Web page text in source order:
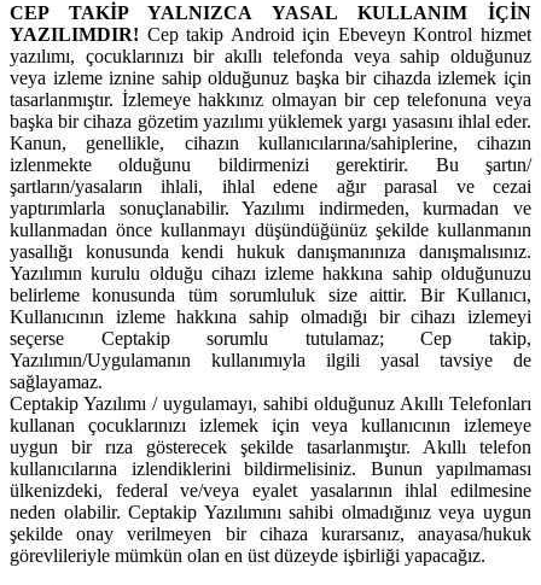
CEP TAKİP YALNIZCA YASAL KULLANIM İÇİN
YAZILIMDIR! Cep takip Android için Ebeveyn Kontrol hizmet
yazılımı, çocuklarınızı bir akıllı telefonda veya sahip olduğunuz
veya izleme iznine sahip olduğunuz başka bir cihazda izlemek için
tasarlanmıştır. İzlemeye hakkınız olmayan bir cep telefonuna veya
başka bir cihaza gözetim yazılımı yüklemek yargı yasasını ihlal eder.
Kanun, genellikle, cihazın kullanıcılarına/sahiplerine, cihazın
izlenmekte olduğunu bildirmenizi gerektirir. Bu şartın/
şartların/yasaların ihlali, ihlal edene ağır parasal ve cezai
yaptırımlarla sonuçlanabilir. Yazılımı indirmeden, kurmadan ve
kullanmadan önce kullanmayı düşündüğünüz şekilde kullanmanın
yasallığı konusunda kendi hukuk danışmanınıza danışmalısınız.
Yazılımın kurulu olduğu cihazı izleme hakkına sahip olduğunuzu
belirleme konusunda tüm sorumluluk size aittir. Bir Kullanıcı,
Kullanıcının izleme hakkına sahip olmadığı bir cihazı izlemeyi
seçerse Ceptakip sorumlu tutulamaz; Cep takip,
Yazılımın/Uygulamanın kullanımıyla ilgili yasal tavsiye de
sağlayamaz.
Ceptakip Yazılımı / uygulamayı, sahibi olduğunuz Akıllı Telefonları
kullanan çocuklarınızı izlemek için veya kullanıcının izlemeye
uygun bir rıza gösterecek şekilde tasarlanmıştır. Akıllı telefon
kullanıcılarına izlendiklerini bildirmelisiniz. Bunun yapılmaması
ülkenizdeki, federal ve/veya eyalet yasalarının ihlal edilmesine
neden olabilir. Ceptakip Yazılımını sahibi olmadığınız veya uygun
şekilde onay verilmeyen bir cihaza kurarsanız, anayasa/hukuk
görevlileriyle mümkün olan en üst düzeyde işbirliği yapacağız.